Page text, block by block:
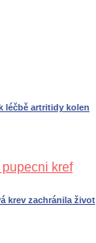
léčbě artritidy kolen
krev zachránila život